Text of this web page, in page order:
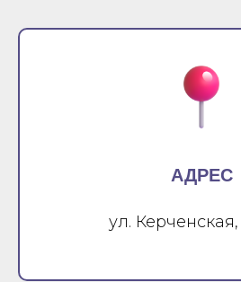
АДРЕС
ул. Керченская,